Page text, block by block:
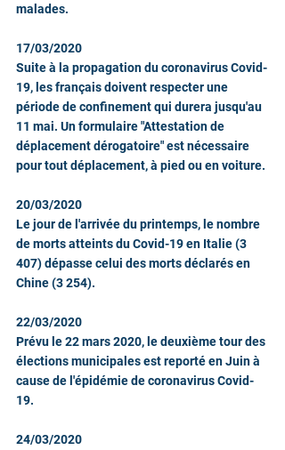
malades.
17/03/2020
Suite à la propagation du coronavirus Covid-
19, les français doivent respecter une
période de confinement qui durera jusqu'au
11 mai. Un formulaire "Attestation de
déplacement dérogatoire" est nécessaire
pour tout déplacement, à pied ou en voiture.
20/03/2020
Le jour de l'arrivée du printemps, le nombre
de morts atteints du Covid-19 en Italie (3
407) dépasse celui des morts déclarés en
Chine (3 254).
22/03/2020
Prévu le 22 mars 2020, le deuxième tour des
élections municipales est reporté en Juin à
cause de l'épidémie de coronavirus Covid-
19.
24/03/2020